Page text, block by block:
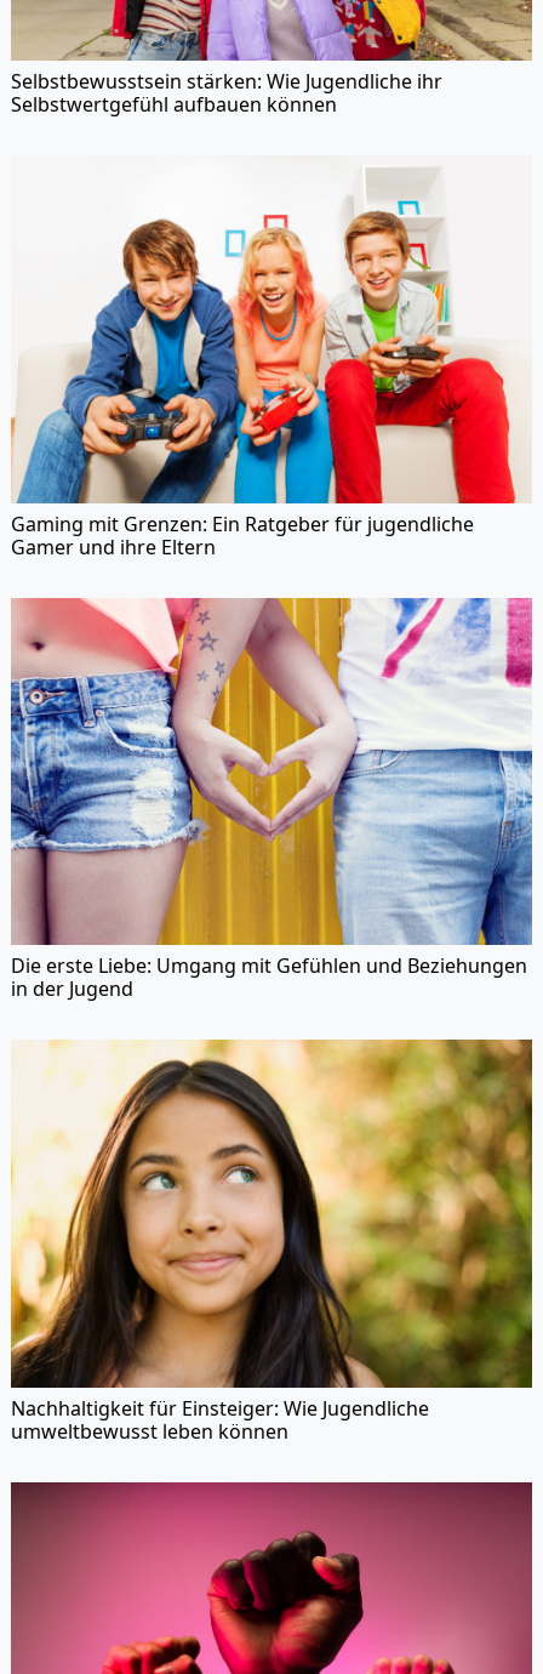
Selbstbewusstsein stärken: Wie Jugendliche ihr
Selbstwertgefühl aufbauen können
Gaming mit Grenzen: Ein Ratgeber für jugendliche
Gamer und ihre Eltern
Die erste Liebe: Umgang mit Gefühlen und Beziehungen
in der Jugend
Nachhaltigkeit für Einsteiger: Wie Jugendliche
umweltbewusst leben können